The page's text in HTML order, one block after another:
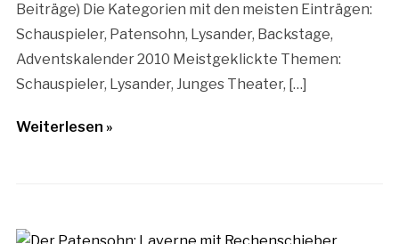
Beiträge) Die Kategorien mit den meisten Einträgen:
Schauspieler, Patensohn, Lysander, Backstage,
Adventskalender 2010 Meistgeklickte Themen:
Schauspieler, Lysander, Junges Theater, […]
Weiterlesen »